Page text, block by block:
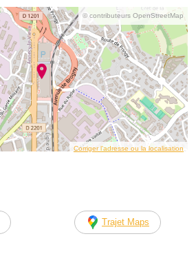
© contributeurs OpenStreetMap
Corriger l’adresse ou la localisation
Trajet Maps